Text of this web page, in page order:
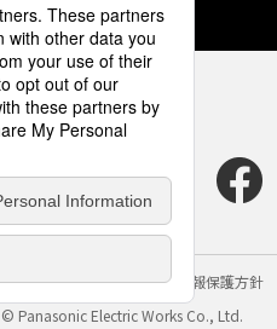
クッキーポリシー
個人情報保護方針
© Panasonic Electric Works Co., Ltd.